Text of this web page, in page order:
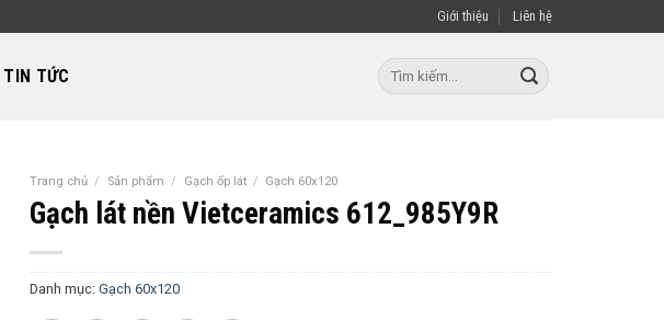
Giới thiệu Liên hệ
TIN TỨC
Tìm
kiếm:
Trang chủ / Sản phẩm / Gạch ốp lát / Gạch 60x120
Gạch lát nền Vietceramics 612_985Y9R
Danh mục:Gạch 60x120